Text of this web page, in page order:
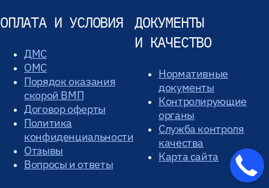
ОПЛАТА И УСЛОВИЯ
ДМС
ОМС
Порядок оказания
скорой ВМП
Договор оферты
Политика
конфиденциальности
Отзывы
Вопросы и ответы
ДОКУМЕНТЫ
И КАЧЕСТВО
Нормативные
документы
Контролирующие
органы
Служба контроля
качества
Карта сайта